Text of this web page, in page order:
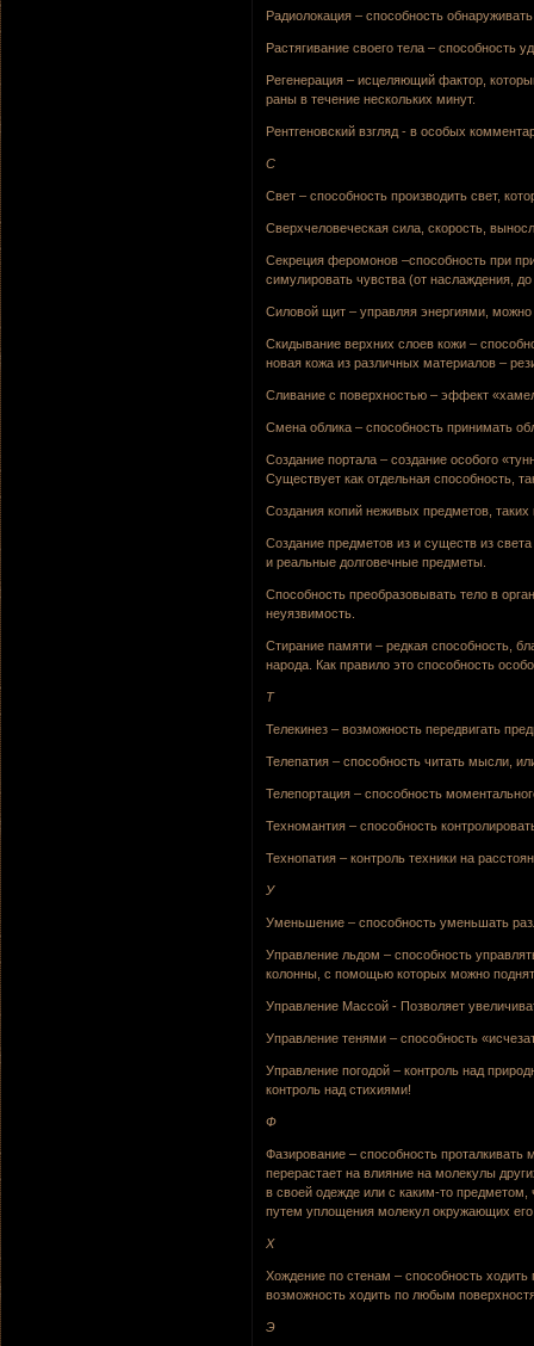
Радиолокация – способность
Растягивание своего тела – способность
Регенерация – исцеляющий фактор,
раны в течение нескольких минут.
Рентгеновский взгляд - в особых
С
Свет – способность производить свет,
Сверхчеловеческая сила, скорость,
Секреция феромонов –способность при
симулировать чувства (от наслаждения,
Силовой щит – управляя энергиями,
Скидывание верхних слоев кожи –
новая кожа из различных материалов –
Сливание с поверхностью – эффект
Смена облика – способность принимать
Создание портала – создание особого
Существует как отдельная способность,
Создания копий неживых предметов, таких
Создание предметов из и существ из
и реальные долговечные предметы.
Способность преобразовывать тело в
неуязвимость.
Стирание памяти – редкая способность,
народа. Как правило это способность
Т
Телекинез – возможность передвигать
Телепатия – способность читать мысли,
Телепортация – способность
Техномантия – способность
Технопатия – контроль техники на
У
Уменьшение – способность уменьшать
Управление льдом – способность
колонны, с помощью которых можно
Управление Массой - Позволяет
Управление тенями – способность
Управление погодой – контроль над
контроль над стихиями!
Ф
Фазирование – способность проталкивать
перерастает на влияние на молекулы
в своей одежде или с каким-то предметом,
путем уплощения молекул окружающих его
Х
Хождение по стенам – способность
возможность ходить по любым
Э